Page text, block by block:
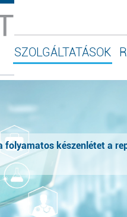
SZOLGÁLTATÁSOK
készenlétet a